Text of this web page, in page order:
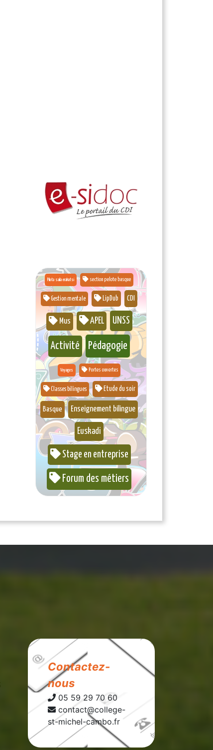
Pilota saila erakatsi section pelote basque
Gestion mentale LipDub CDI
Mus APEL UNSS
Activité Pédagogie
Voyages Portes ouvertes
Classes bilingues Etude du soir
Basque Enseignement bilingue
Euskadi
Stage en entreprise
Forum des métiers
Contactez-
nous
05 59 29 70 60
contact@college-
st-michel-cambo.fr